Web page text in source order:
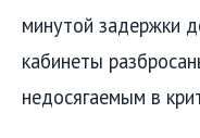
минутой задержки
кабинеты
недосягаемым в